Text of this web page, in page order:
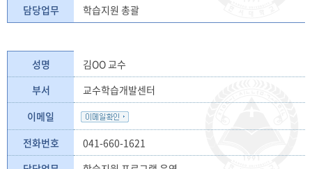
담당업무
학습지원 총괄
성명
김OO 교수
부서
교수학습개발센터
이메일
전화번호
041-660-1621